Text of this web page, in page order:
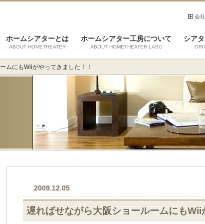
会
ホームシアターとは
ABOUT HOMETHEATER
ホームシアター工房について
ABOUT HOMETHEATER LABO
シア
ムにもWiiがやってきました！！
2009.12.05
遅ればせながら大阪ショールームにもWii